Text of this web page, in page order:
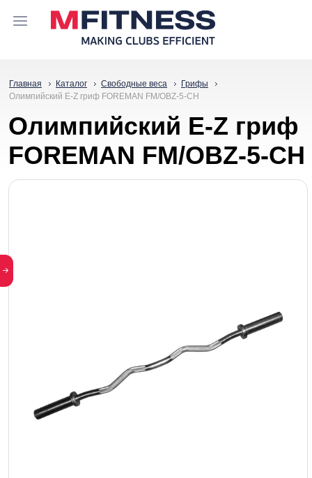
Главная Каталог Свободные веса
Грифы
Олимпийский E-Z гриф FOREMAN FM/OBZ-5-CH
Олимпийский E-Z гриф
FOREMAN FM/OBZ-5-CH